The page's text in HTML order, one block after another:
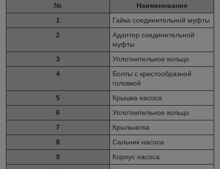
№
Наименование
1
Гайка соединительной муфты
2
Адаптер соединительной
муфты
3
Уплотнительное кольцо
4
Болты с крестообразной
головкой
5
Крышка насоса
6
Уплотнительное кольцо
7
Крыльчатка
8
Сальник насоса
9
Корпус насоса